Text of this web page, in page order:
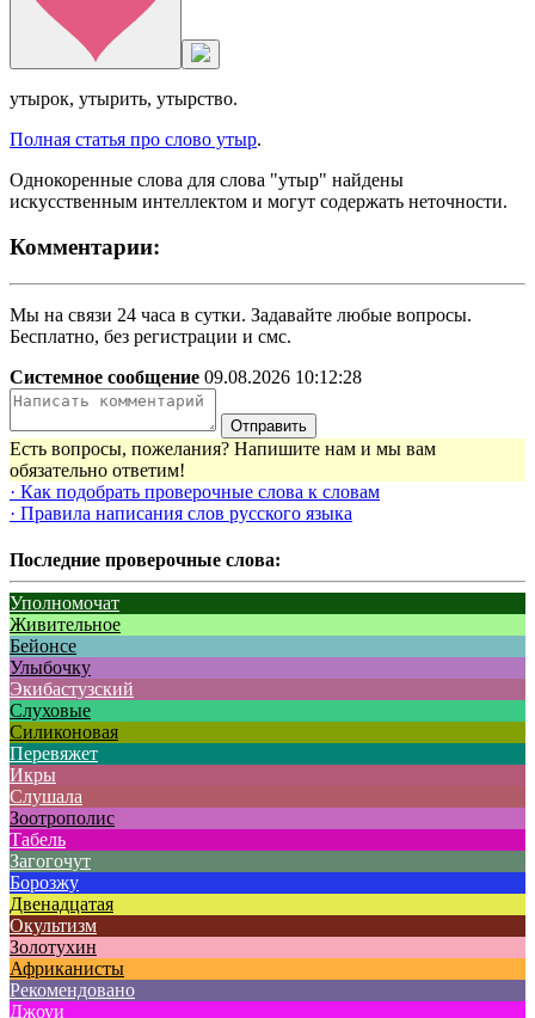
утырок, утырить, утырство.
Полная статья про слово утыр.
Однокоренные слова для слова "утыр" найдены
искусственным интеллектом и могут содержать неточности.
Комментарии:
Мы на связи 24 часа в сутки. Задавайте любые вопросы.
Бесплатно, без регистрации и смс.
Системное сообщение 09.08.2026 10:12:28
Отправить
Есть вопросы, пожелания? Напишите нам и мы вам
обязательно ответим!
· Как подобрать проверочные слова к словам
· Правила написания слов русского языка
Последние проверочные слова:
Уполномочат
Живительное
Бейонсе
Улыбочку
Экибастузский
Слуховые
Силиконовая
Перевяжет
Икры
Слушала
Зоотрополис
Табель
Загогочут
Борозжу
Двенадцатая
Окультизм
Золотухин
Африканисты
Рекомендовано
Джоуи